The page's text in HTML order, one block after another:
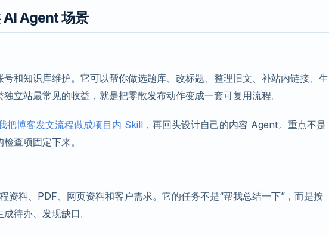
AI Agent 场景
和知识库维护。它可以帮你做选题库、改标题、整理旧文、补站内链接、生
立站最常见的收益，就是把零散发布动作变成一套可复用流程。
把博客发文流程做成项目内 Skill ，再回头设计自己的内容 Agent。重点不是
查项固定下来。
资料、PDF、网页资料和客户需求。它的任务不是“帮我总结一下”，而是按
待办、发现缺口。